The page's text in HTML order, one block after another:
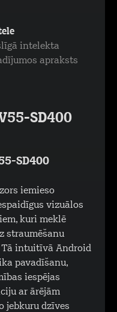
intelekta
apraksts
SD400
SD400
iemieso
vizuālos
kuri meklē
straumēšanu
Tā intuitīvā Android
pavadīšanu,
iespējas
ar ārējām
jebkuru dzīves